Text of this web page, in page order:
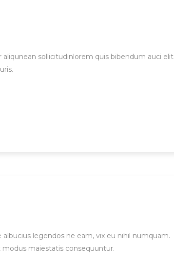
sollicitudinlorem quis bibendum auci elit
legendos ne eam, vix eu nihil numquam.
maiestatis consequuntur.